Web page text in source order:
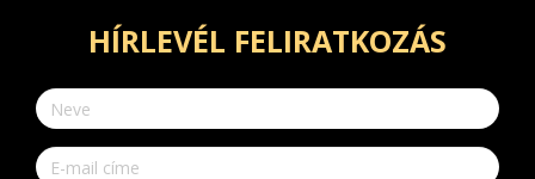
HÍRLEVÉL FELIRATKOZÁS